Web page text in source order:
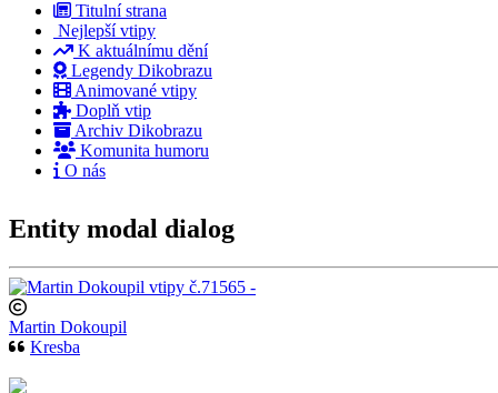
Titulní strana
Nejlepší vtipy
K aktuálnímu dění
Legendy Dikobrazu
Animované vtipy
Doplň vtip
Archiv Dikobrazu
Komunita humoru
O nás
Entity modal dialog
Martin Dokoupil
Kresba